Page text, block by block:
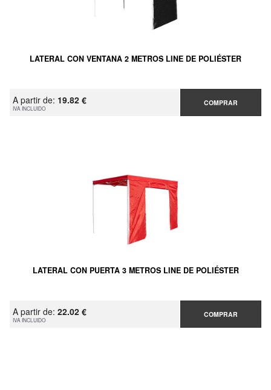
LATERAL CON VENTANA 2 METROS LINE DE POLIÉSTER
A partir de: 19.82 €
IVA INCLUIDO
COMPRAR
LATERAL CON PUERTA 3 METROS LINE DE POLIÉSTER
A partir de: 22.02 €
IVA INCLUIDO
COMPRAR